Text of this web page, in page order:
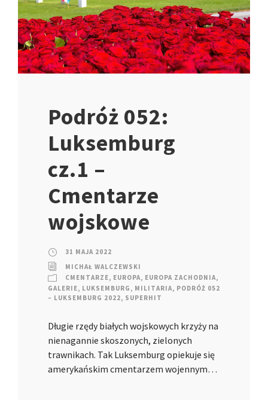
Podróż 052:
Luksemburg
cz.1 –
Cmentarze
wojskowe
31 MAJA 2022
MICHAŁ WALCZEWSKI
CMENTARZE, EUROPA, EUROPA ZACHODNIA,
GALERIE, LUKSEMBURG , MILITARIA, PODRÓŻ 052
– LUKSEMBURG 2022, SUPERHIT
Długie rzędy białych wojskowych krzyży na
nienagannie skoszonych, zielonych
trawnikach. Tak Luksemburg opiekuje się
amerykańskim cmentarzem wojennym…